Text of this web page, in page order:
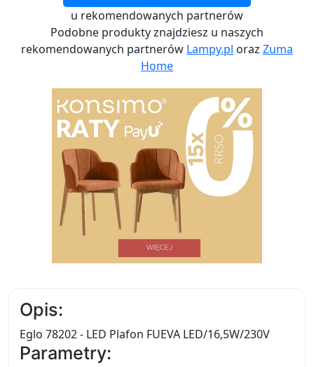
u rekomendowanych partnerów
Podobne produkty znajdziesz u naszych
rekomendowanych partnerów Lampy.pl oraz Zuma
Home
Opis:
Eglo 78202 - LED Plafon FUEVA LED/16,5W/230V
Parametry: